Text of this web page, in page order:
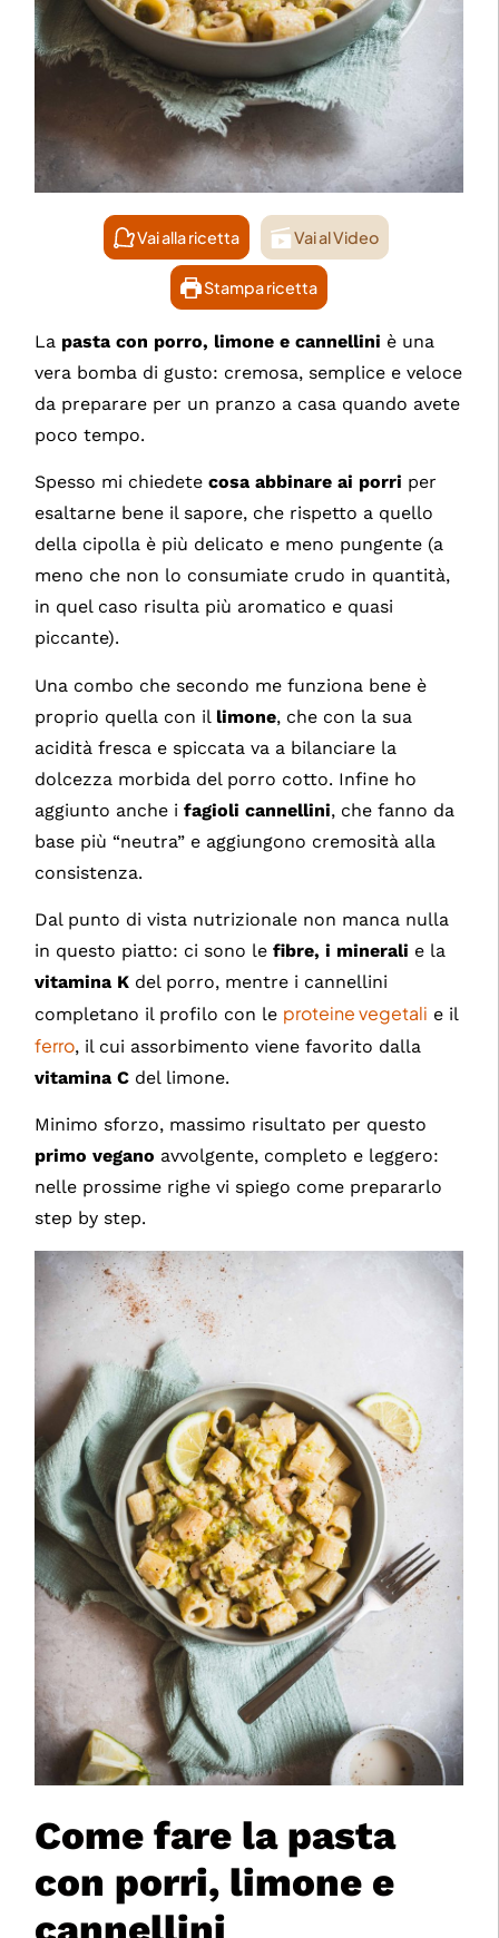
Vai alla ricetta Vai al Video
Stampa ricetta
La pasta con porro, limone e cannellini è una
vera bomba di gusto: cremosa, semplice e veloce
da preparare per un pranzo a casa quando avete
poco tempo.
Spesso mi chiedetecosa abbinare ai porri per
esaltarne bene il sapore, che rispetto a quello
della cipolla è più delicato e meno pungente (a
meno che non lo consumiate crudo in quantità,
in quel caso risulta più aromatico e quasi
piccante).
Una combo che secondo me funziona bene è
proprio quella con il limone, che con la sua
acidità fresca e spiccata va a bilanciare la
dolcezza morbida del porro cotto. Infine ho
aggiunto anche ifagioli cannellini, che fanno da
base più “neutra” e aggiungono cremosità alla
consistenza.
Dal punto di vista nutrizionale non manca nulla
in questo piatto: ci sono lefibre, i minerali e la
vitamina K del porro, mentre i cannellini
completano il profilo con le proteine vegetali e il
ferro, il cui assorbimento viene favorito dalla
vitamina C del limone.
Minimo sforzo, massimo risultato per questo
primo vegano avvolgente, completo e leggero:
nelle prossime righe vi spiego come prepararlo
step by step.
Come fare la pasta
con porri, limone e
cannellini